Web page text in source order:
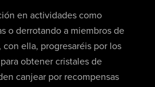
en actividades como
o derrotando a miembros de
con ella, progresaréis por los
obtener cristales de
canjear por recompensas